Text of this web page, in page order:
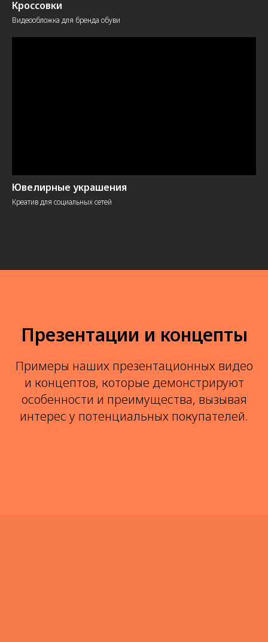
Кроссовки
Видеообложка для бренда обуви
Ювелирные украшения
Креатив для социальных сетей
Презентации и концепты
Примеры наших презентационных видео
и концептов, которые демонстрируют
особенности и преимущества, вызывая
интерес у потенциальных покупателей.